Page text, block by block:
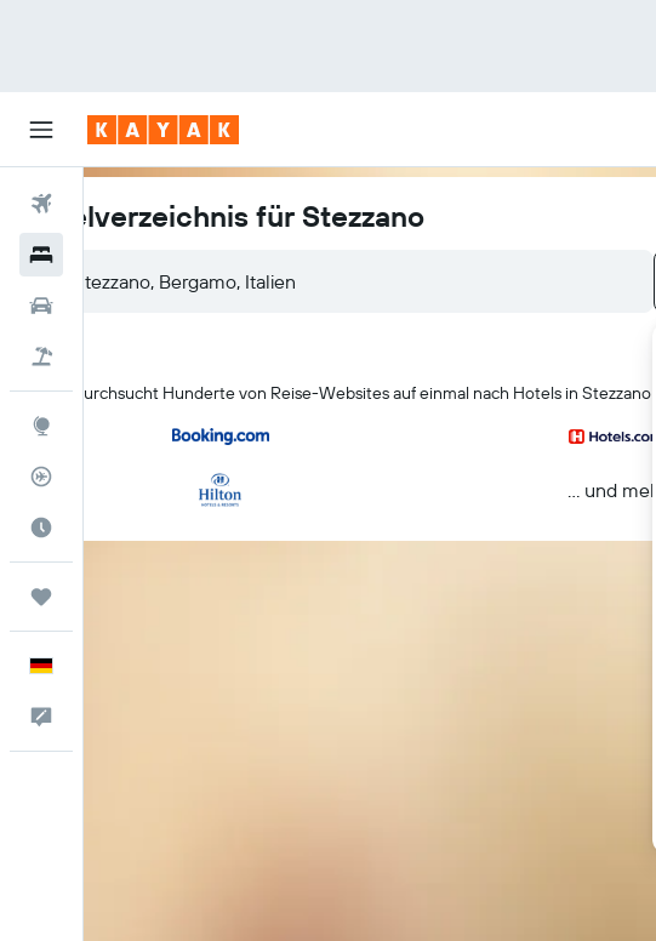
Flüge
Hotelverzeichnis für Stezzano
KAYAK durchsucht Hunderte von Reise-Websites auf einmal nach Hotels in Stezzano
… und mehr